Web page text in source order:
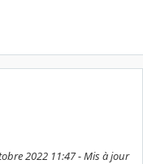
2022 11:47 - Mis à jour